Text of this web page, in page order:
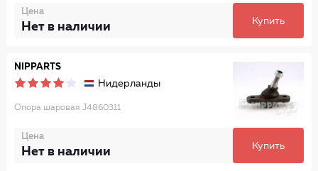
Цена
Нет в наличии Купить
NIPPARTS
Нидерланды
Опора шаровая J4860311
Цена
Нет в наличии Купить